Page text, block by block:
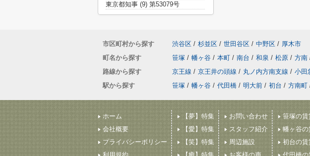
東京都知事 (9) 第53079号
市区町村から探す 渋谷区 / 杉並区 / 世田谷区 / 中野区 / 厚木市
町名から探す
笹塚 / 幡ヶ谷 / 本町 / 南台 / 和泉 / 松原 / 方南
路線から探す
京王線 / 京王井の頭線 / 丸ノ内方南支線 / 小田
駅から探す
笹塚 / 幡ヶ谷 / 代田橋 / 明大前 / 初台 / 方南町
ホーム
会社概要
プライバシーポリシー
【夢】特集
【愛】特集
【笑】特集
お問い合わせ
スタッフ紹介
周辺施設
笹塚の賃
幡ヶ谷の
初台の賃